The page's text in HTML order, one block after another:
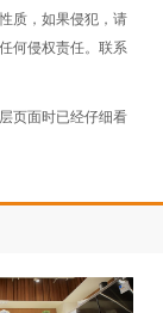
质，如果侵犯，请
何侵权责任。联系
页面时已经仔细看